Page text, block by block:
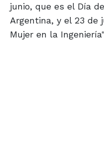
junio, que es el Día
Argentina, y el 23 de
Mujer en la